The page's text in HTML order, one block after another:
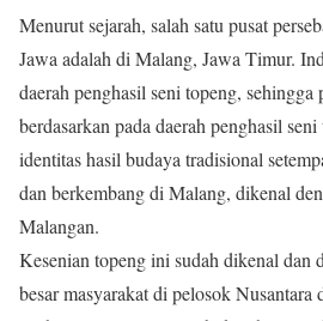
Menurut sejarah, salah satu pusat
Jawa adalah di Malang, Jawa Timur.
daerah penghasil seni topeng, sehingga
berdasarkan pada daerah penghasil
identitas hasil budaya tradisional
dan berkembang di Malang, dikenal
Malangan.
Kesenian topeng ini sudah dikenal dan
besar masyarakat di pelosok